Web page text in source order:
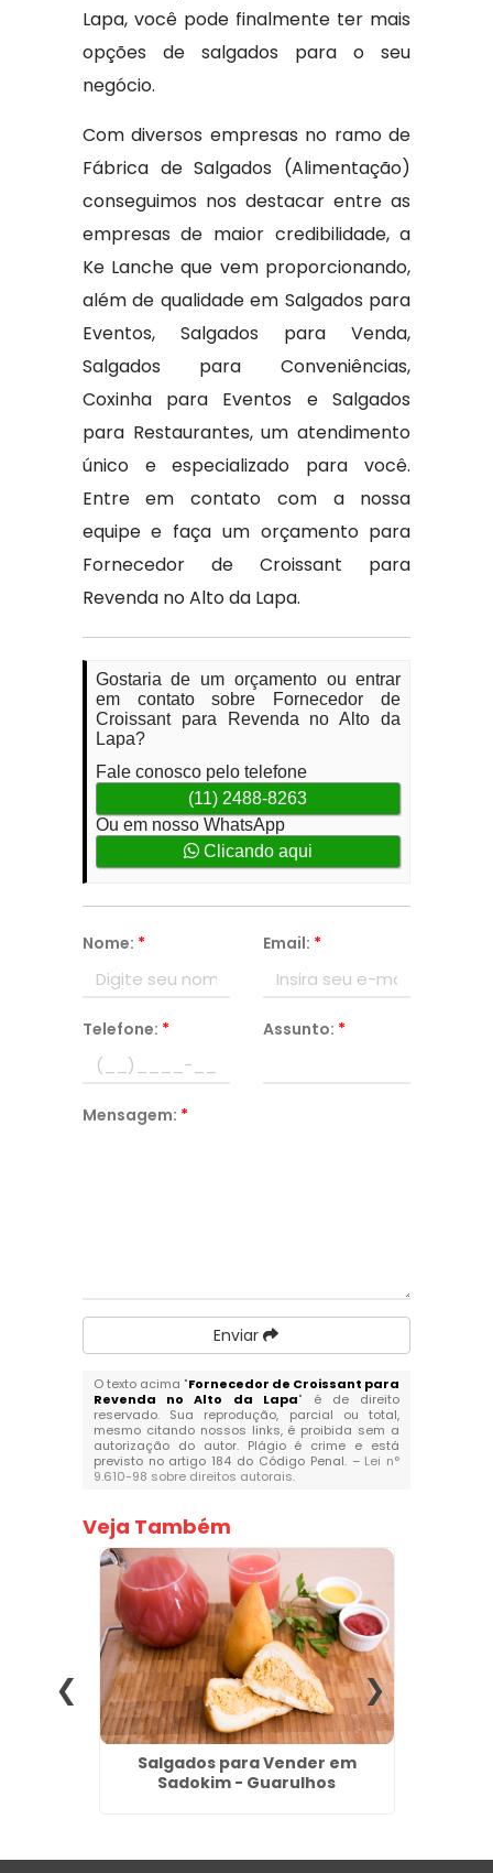
Lapa, você pode finalmente ter mais
opções de salgados para o seu
negócio.
Com diversos empresas no ramo de
Fábrica de Salgados (Alimentação)
conseguimos nos destacar entre as
empresas de maior credibilidade, a
Ke Lanche que vem proporcionando,
além de qualidade em Salgados para
Eventos, Salgados para Venda,
Salgados para Conveniências,
Coxinha para Eventos e Salgados
para Restaurantes, um atendimento
único e especializado para você.
Entre em contato com a nossa
equipe e faça um orçamento para
Fornecedor de Croissant para
Revenda no Alto da Lapa.
Gostaria de um orçamento ou entrar
em contato sobre Fornecedor de
Croissant para Revenda no Alto da
Lapa?
Fale conosco pelo telefone
(11) 2488-8263
Ou em nosso WhatsApp
Clicando aqui
Nome: * Email: *
Telefone: * Assunto: *
Mensagem: *
Enviar
O texto acima "Fornecedor de Croissant para
Revenda no Alto da Lapa" é de direito
reservado. Sua reprodução, parcial ou total,
mesmo citando nossos links, é proibida sem a
autorização do autor. Plágio é crime e está
previsto no artigo 184 do Código Penal. – Lei n°
9.610-98 sobre direitos autorais.
Veja Também
Salgados para Vender em
Sadokim - Guarulhos